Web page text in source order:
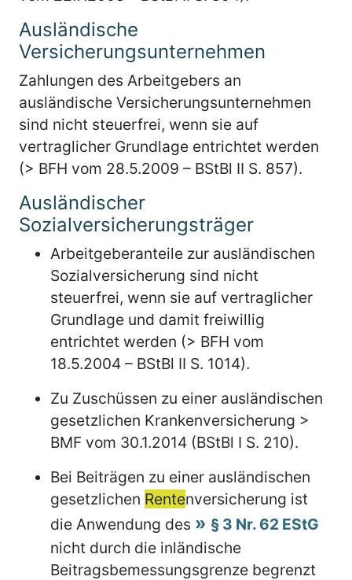
Ausländische
Versicherungsunternehmen
Zahlungen des Arbeitgebers an
ausländische Versicherungsunternehmen
sind nicht steuerfrei, wenn sie auf
vertraglicher Grundlage entrichtet werden
(> BFH vom 28.5.2009 – BStBl II S. 857).
Ausländischer
Sozialversicherungsträger
Arbeitgeberanteile zur ausländischen
Sozialversicherung sind nicht
steuerfrei, wenn sie auf vertraglicher
Grundlage und damit freiwillig
entrichtet werden (> BFH vom
18.5.2004 – BStBl II S. 1014).
Zu Zuschüssen zu einer ausländischen
gesetzlichen Krankenversicherung >
BMF vom 30.1.2014 (BStBl I S. 210).
Bei Beiträgen zu einer ausländischen
gesetzlichen Rentenversicherung ist
die Anwendung des
§ 3 Nr. 62 EStG
nicht durch die inländische
Beitragsbemessungsgrenze begrenzt